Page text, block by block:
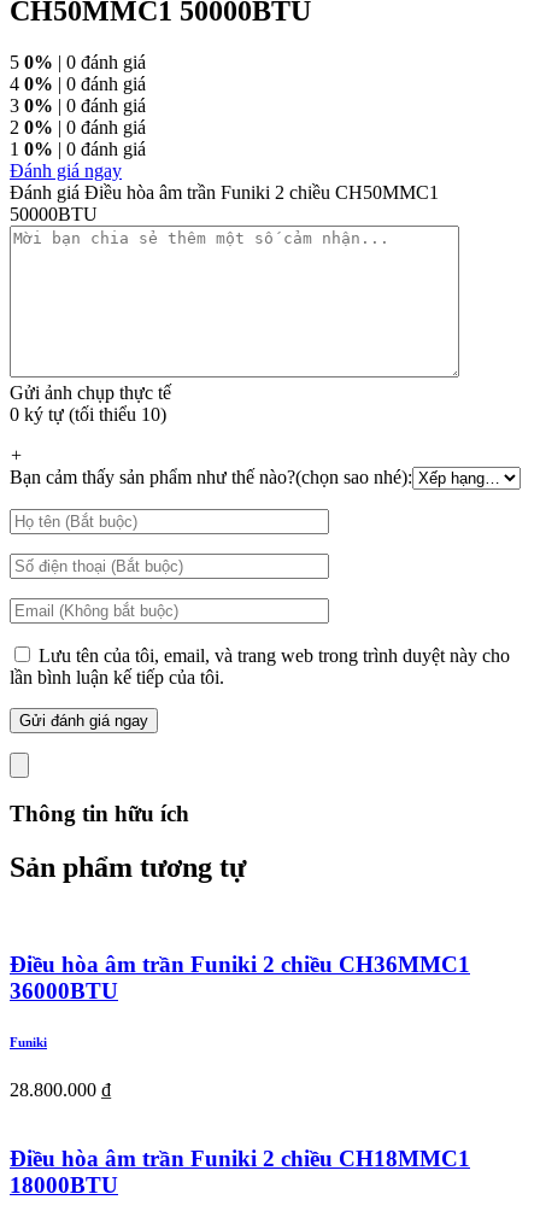
CH50MMC1 50000BTU
5 0% | 0 đánh giá
4 0% | 0 đánh giá
3 0% | 0 đánh giá
2 0% | 0 đánh giá
1 0% | 0 đánh giá
Đánh giá ngay
Đánh giá Điều hòa âm trần Funiki 2 chiều CH50MMC1
50000BTU
Gửi ảnh chụp thực tế
0 ký tự (tối thiểu 10)
+
Bạn cảm thấy sản phẩm như thế nào?(chọn sao nhé):
Lưu tên của tôi, email, và trang web trong trình duyệt này cho
lần bình luận kế tiếp của tôi.
Thông tin hữu ích
Sản phẩm tương tự
Điều hòa âm trần Funiki 2 chiều CH36MMC1
36000BTU
Funiki
28.800.000 ₫
Điều hòa âm trần Funiki 2 chiều CH18MMC1
18000BTU